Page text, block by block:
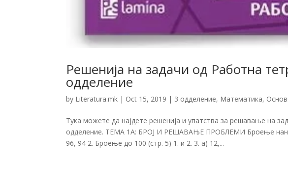
Решенија на задачи од Работна
одделение
by Literatura.mk | Oct 15, 2019 | 3 одделение, Математика,
Тука можете да најдете решенија и упатства за решавање на
одделение. ТЕМА 1А: БРОЈ И РЕШАВАЊЕ ПРОБЛЕМИ Броење
96, 94 2. Броење до 100 (стр. 5) 1. и 2. 3. а) 12,...